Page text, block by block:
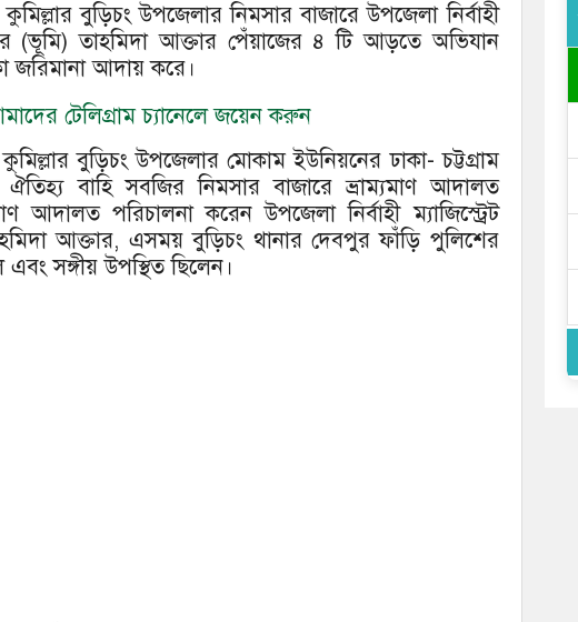
বুড়িচং উপজেলার নিমসার বাজারে উপজেলা নির্বাহী
(ভূমি) তাহমিদা আক্তার পেঁয়াজের ৪ টি আড়তে অভিযান
জরিমানা আদায় করে।
টেলিগ্রাম চ্যানেলে জয়েন করুন
বুড়িচং উপজেলার মোকাম ইউনিয়নের ঢাকা- চট্টগ্রাম
বাহি সবজির নিমসার বাজারে ভ্রাম্যমাণ আদালত
আদালত পরিচালনা করেন উপজেলা নির্বাহী ম্যাজিস্ট্রেট
আক্তার, এসময় বুড়িচং থানার দেবপুর ফাঁড়ি পুলিশের
সঙ্গীয় উপস্থিত ছিলেন।